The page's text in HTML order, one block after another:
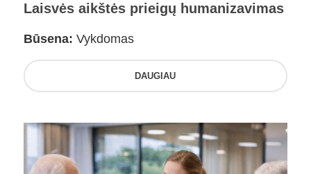
Laisvės aikštės prieigų humanizavimas
Būsena: Vykdomas
DAUGIAU